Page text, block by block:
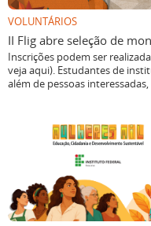
VOLUNTÁRIOS
II Flig abre seleção de
Inscrições podem ser
veja aqui). Estudantes de
além de pessoas